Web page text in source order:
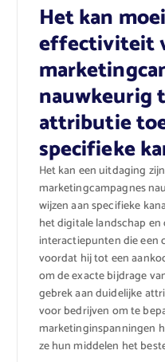
Het kan
effectiviteit
nauwkeurig
attributie
specifieke
Het kan een uitdaging
marketingcampagnes
wijzen aan specifieke
het digitale landschap
interactiepunten die een
voordat hij tot een
om de exacte bijdrage
gebrek aan duidelijke
voor bedrijven om te
marketinginspanningen
ze hun middelen het